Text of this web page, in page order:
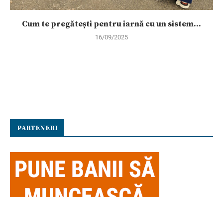
Cum te pregătești pentru iarnă cu un sistem...
16/09/2025
PARTENERI